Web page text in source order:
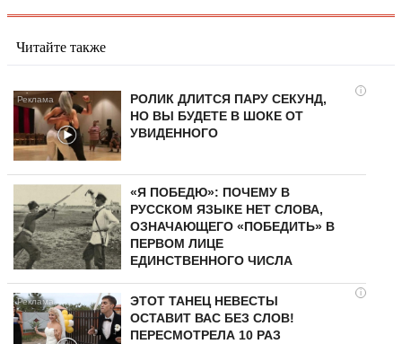
Читайте также
i
РОЛИК ДЛИТСЯ ПАРУ СЕКУНД,
НО ВЫ БУДЕТЕ В ШОКЕ ОТ
УВИДЕННОГО
«Я ПОБЕДЮ»: ПОЧЕМУ В
РУССКОМ ЯЗЫКЕ НЕТ СЛОВА,
ОЗНАЧАЮЩЕГО «ПОБЕДИТЬ» В
ПЕРВОМ ЛИЦЕ
ЕДИНСТВЕННОГО ЧИСЛА
i
ЭТОТ ТАНЕЦ НЕВЕСТЫ
ОСТАВИТ ВАС БЕЗ СЛОВ!
ПЕРЕСМОТРЕЛА 10 РАЗ